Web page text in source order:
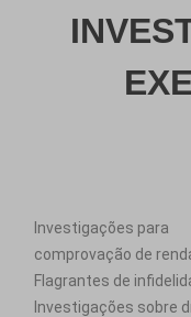
Investigações para
comprovação de
Flagrantes de
Investigações sobre